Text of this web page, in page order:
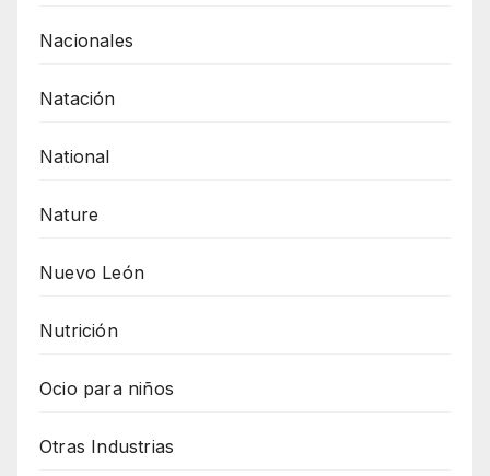
Nacionales
Natación
National
Nature
Nuevo León
Nutrición
Ocio para niños
Otras Industrias